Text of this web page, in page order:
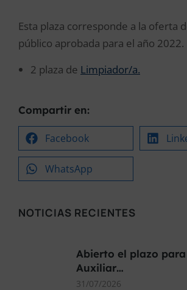
Esta plaza corresponde a la oferta
público aprobada para el año 2022.
2 plaza de Limpiador/a.
Compartir en:
Facebook
WhatsApp
NOTICIAS RECIENTES
Abierto el plazo
Auxiliar…
31/07/2026